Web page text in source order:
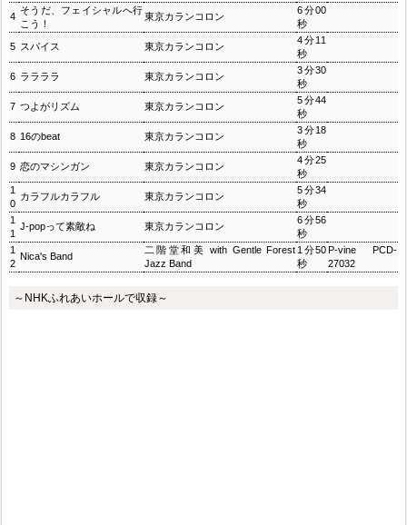
4
そうだ、フェイシャルへ行
こう！
東京カランコロン
6分00
秒
5 スパイス 東京カランコロン
4分11
秒
6 ララララ 東京カランコロン
3分30
秒
7 つよがリズム 東京カランコロン
5分44
秒
8 16のbeat 東京カランコロン
3分18
秒
9 恋のマシンガン 東京カランコロン
4分25
秒
1
0
カラフルカラフル 東京カランコロン
5分34
秒
1
1
J-popって素敵ね 東京カランコロン
6分56
秒
1
2
Nica's Band
二階堂和美 with Gentle Forest
Jazz Band
1分50
秒
P-vine PCD-
27032
～NHKふれあいホールで収録～